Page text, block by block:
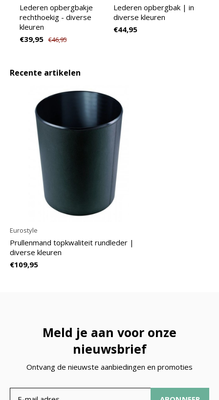
Lederen opbergbakje
rechthoekig - diverse
kleuren
€39,95 €46,95
Lederen opbergbak | in
diverse kleuren
€44,95
Recente artikelen
Eurostyle
Prullenmand topkwaliteit rundleder |
diverse kleuren
€109,95
Meld je aan voor onze
nieuwsbrief
Ontvang de nieuwste aanbiedingen en promoties